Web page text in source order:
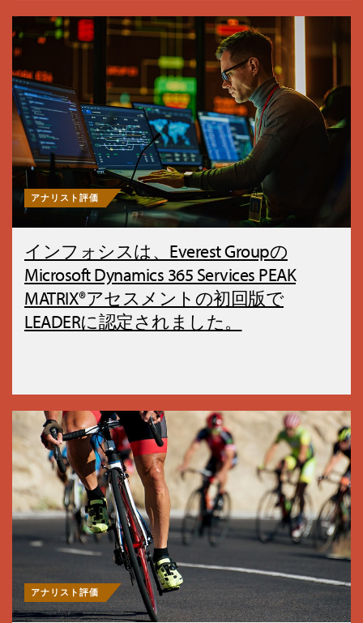
アナリスト評価
インフォシスは、Everest Groupの
Microsoft Dynamics 365 Services PEAK
MATRIX®アセスメントの初回版で
LEADERに認定されました。
アナリスト評価